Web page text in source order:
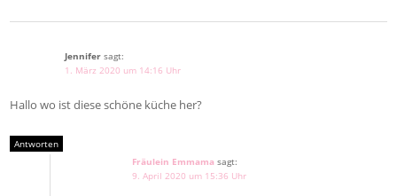
Jennifer sagt:
1. März 2020 um 14:16 Uhr
Hallo wo ist diese schöne küche her?
Antworten
Fräulein Emmama sagt:
9. April 2020 um 15:36 Uhr